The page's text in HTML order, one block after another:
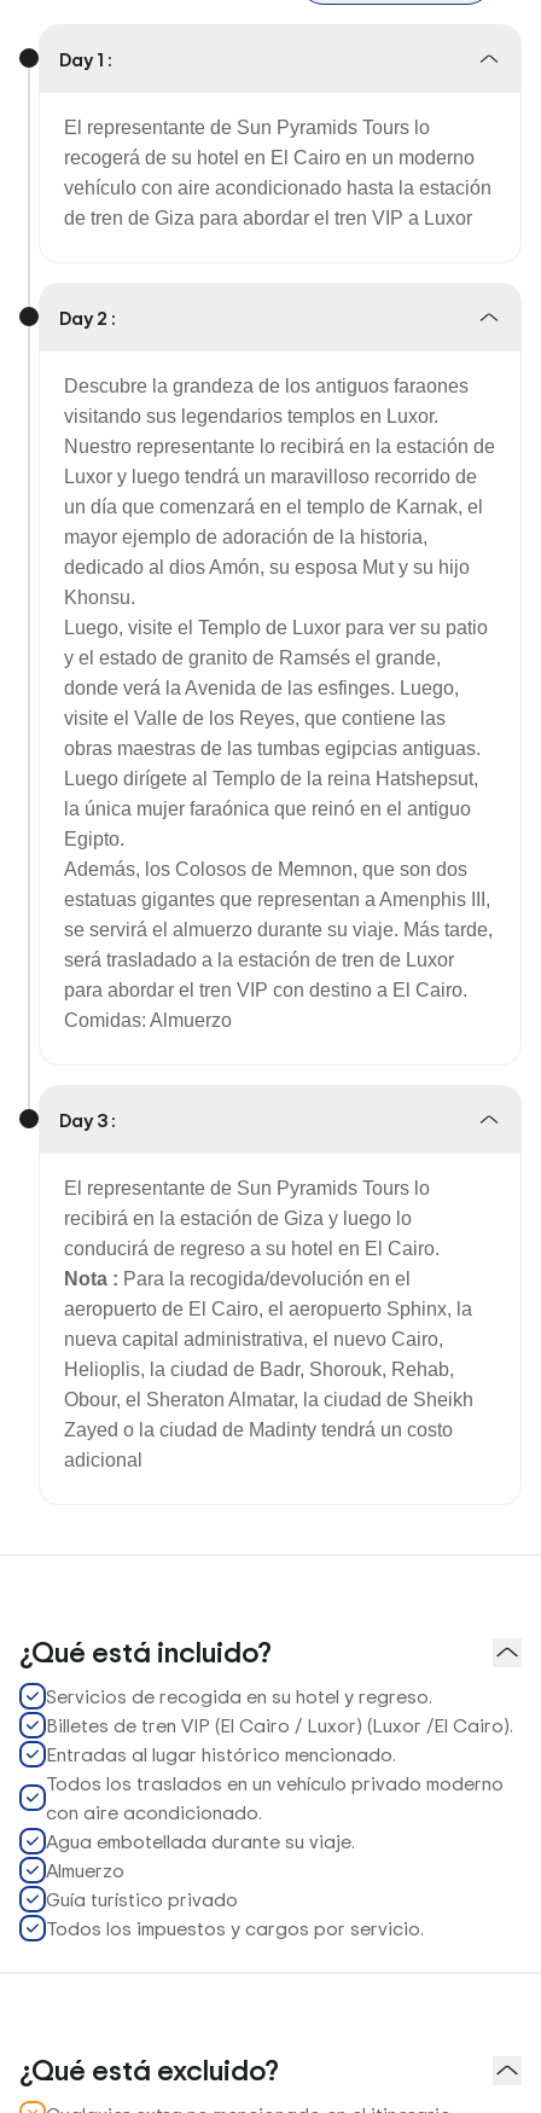
Day 1 :
El representante de Sun Pyramids Tours lo
recogerá de su hotel en El Cairo en un moderno
vehículo con aire acondicionado hasta la estación
de tren de Giza para abordar el tren VIP a Luxor
Day 2 :
Descubre la grandeza de los antiguos faraones
visitando sus legendarios templos en Luxor.
Nuestro representante lo recibirá en la estación de
Luxor y luego tendrá un maravilloso recorrido de
un día que comenzará en el templo de Karnak, el
mayor ejemplo de adoración de la historia,
dedicado al dios Amón, su esposa Mut y su hijo
Khonsu.
Luego, visite el Templo de Luxor para ver su patio
y el estado de granito de Ramsés el grande,
donde verá la Avenida de las esfinges. Luego,
visite el Valle de los Reyes, que contiene las
obras maestras de las tumbas egipcias antiguas.
Luego dirígete al Templo de la reina Hatshepsut,
la única mujer faraónica que reinó en el antiguo
Egipto.
Además, los Colosos de Memnon, que son dos
estatuas gigantes que representan a Amenphis III,
se servirá el almuerzo durante su viaje. Más tarde,
será trasladado a la estación de tren de Luxor
para abordar el tren VIP con destino a El Cairo.
Comidas: Almuerzo
Day 3 :
El representante de Sun Pyramids Tours lo
recibirá en la estación de Giza y luego lo
conducirá de regreso a su hotel en El Cairo.
Nota : Para la recogida/devolución en el
aeropuerto de El Cairo, el aeropuerto Sphinx, la
nueva capital administrativa, el nuevo Cairo,
Helioplis, la ciudad de Badr, Shorouk, Rehab,
Obour, el Sheraton Almatar, la ciudad de Sheikh
Zayed o la ciudad de Madinty tendrá un costo
adicional
¿Qué está incluido?
Servicios de recogida en su hotel y regreso.
Billetes de tren VIP (El Cairo / Luxor) (Luxor /El Cairo).
Entradas al lugar histórico mencionado.
Todos los traslados en un vehículo privado moderno
con aire acondicionado.
Agua embotellada durante su viaje.
Almuerzo
Guía turístico privado
Todos los impuestos y cargos por servicio.
¿Qué está excluido?